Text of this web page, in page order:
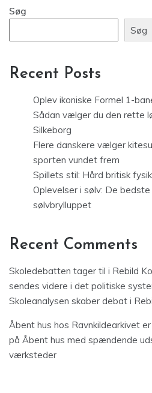
Søg
Søg
Recent Posts
Oplev ikoniske Formel 1-
Sådan vælger du den rette
Silkeborg
Flere danskere vælger
sporten vundet frem
Spillets stil: Hård britisk
Oplevelser i sølv: De
sølvbrylluppet
Recent Comments
Skoledebatten tager til i Rebild
sendes videre i det politiske
Skoleanalysen skaber debat i
Åbent hus hos Ravnkildearkivet
på Åbent hus med spændende
værksteder